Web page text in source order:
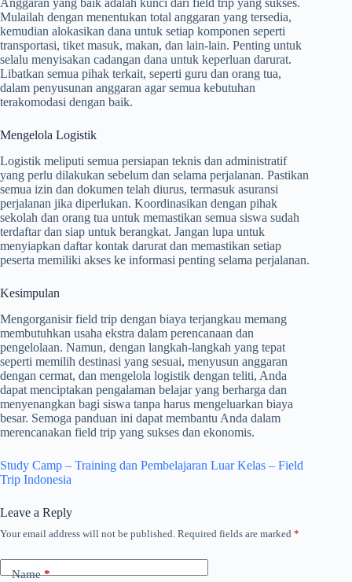
Anggaran yang baik adalah kunci dari field trip yang sukses.
Mulailah dengan menentukan total anggaran yang tersedia,
kemudian alokasikan dana untuk setiap komponen seperti
transportasi, tiket masuk, makan, dan lain-lain. Penting untuk
selalu menyisakan cadangan dana untuk keperluan darurat.
Libatkan semua pihak terkait, seperti guru dan orang tua,
dalam penyusunan anggaran agar semua kebutuhan
terakomodasi dengan baik.
Mengelola Logistik
Logistik meliputi semua persiapan teknis dan administratif
yang perlu dilakukan sebelum dan selama perjalanan. Pastikan
semua izin dan dokumen telah diurus, termasuk asuransi
perjalanan jika diperlukan. Koordinasikan dengan pihak
sekolah dan orang tua untuk memastikan semua siswa sudah
terdaftar dan siap untuk berangkat. Jangan lupa untuk
menyiapkan daftar kontak darurat dan memastikan setiap
peserta memiliki akses ke informasi penting selama perjalanan.
Kesimpulan
Mengorganisir field trip dengan biaya terjangkau memang
membutuhkan usaha ekstra dalam perencanaan dan
pengelolaan. Namun, dengan langkah-langkah yang tepat
seperti memilih destinasi yang sesuai, menyusun anggaran
dengan cermat, dan mengelola logistik dengan teliti, Anda
dapat menciptakan pengalaman belajar yang berharga dan
menyenangkan bagi siswa tanpa harus mengeluarkan biaya
besar. Semoga panduan ini dapat membantu Anda dalam
merencanakan field trip yang sukses dan ekonomis.
Study Camp – Training dan Pembelajaran Luar Kelas – Field
Trip Indonesia
Leave a Reply
Your email address will not be published. Required fields are marked *
Name*